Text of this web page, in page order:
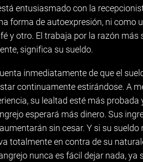
entusiasmado con la
forma de autoexpresión, ni como
y otro. El trabaja por la razón
significa su sueldo.
inmediatamente de que el
continuamente estirándose. A
su lealtad esté más
esperará más dinero. Sus
sin cesar. Y si su
totalmente en contra de su
nunca es fácil dejar nada, ya